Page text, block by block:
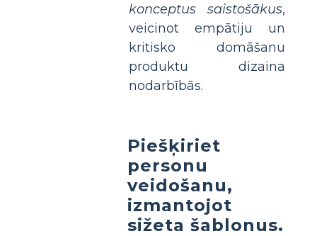
konceptus saistošākus,
veicinot empātiju un
kritisko domāšanu
produktu dizaina
nodarbībās.
Piešķiriet
personu
veidošanu,
izmantojot
sižeta šablonus.